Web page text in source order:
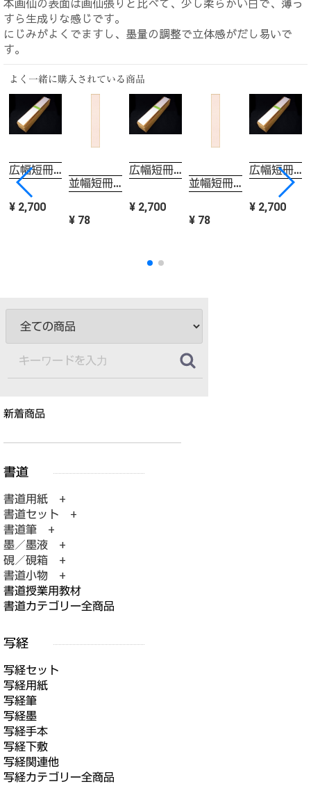
すら生成りな感じです。
にじみがよくでますし、墨量の調整で立体感がだし易いで
す。
よく一緒に購入されている商品
広幅短冊 画仙紙張 1箱（50枚）
¥ 2,700
並幅短冊 コットン紙 ピンク色
¥ 78
広幅短冊 画仙紙張 1箱（50枚）
¥ 2,700
並幅短冊 コットン紙 ピンク色
¥ 78
広幅短冊 画仙紙張 1箱（50枚）
¥ 2,700
新着商品
書道用紙 +
書道セット +
書道筆 +
墨／墨液 +
硯／硯箱 +
書道小物 +
書道授業用教材
書道カテゴリー全商品
写経セット
写経用紙
写経筆
写経墨
写経手本
写経下敷
写経関連他
写経カテゴリー全商品